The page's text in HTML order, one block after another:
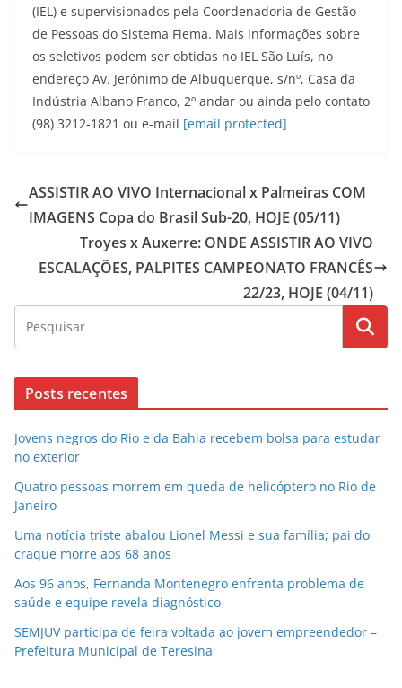
(IEL) e supervisionados pela Coordenadoria de Gestão
de Pessoas do Sistema Fiema. Mais informações sobre
os seletivos podem ser obtidas no IEL São Luís, no
endereço Av. Jerônimo de Albuquerque, s/nº, Casa da
Indústria Albano Franco, 2º andar ou ainda pelo contato
(98) 3212-1821 ou e-mail [email protected]
ASSISTIR AO VIVO Internacional x Palmeiras COM
IMAGENS Copa do Brasil Sub-20, HOJE (05/11)
Troyes x Auxerre: ONDE ASSISTIR AO VIVO
ESCALAÇÕES, PALPITES CAMPEONATO FRANCÊS
22/23, HOJE (04/11)
Posts recentes
Jovens negros do Rio e da Bahia recebem bolsa para estudar
no exterior
Quatro pessoas morrem em queda de helicóptero no Rio de
Janeiro
Uma notícia triste abalou Lionel Messi e sua família; pai do
craque morre aos 68 anos
Aos 96 anos, Fernanda Montenegro enfrenta problema de
saúde e equipe revela diagnóstico
SEMJUV participa de feira voltada ao jovem empreendedor –
Prefeitura Municipal de Teresina